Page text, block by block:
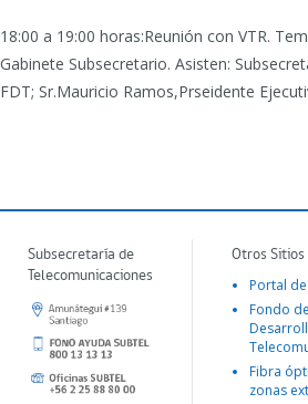
18:00 a 19:00 horas:Reunión con VTR.
Gabinete Subsecretario. Asisten:
FDT; Sr.Mauricio Ramos,Prseidente
Subsecretaría de
Telecomunicaciones
Otros
Portal
Fondo
Fibra
zonas